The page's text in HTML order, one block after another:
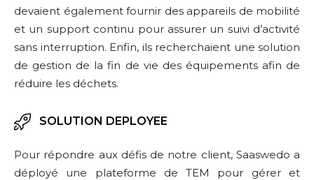
devaient également fournir des appareils de mobilité
et un support continu pour assurer un suivi d’activité
sans interruption. Enfin, ils recherchaient une solution
de gestion de la fin de vie des équipements afin de
réduire les déchets.
SOLUTION DEPLOYEE
Pour répondre aux défis de notre client, Saaswedo a
déployé une plateforme de TEM pour gérer et